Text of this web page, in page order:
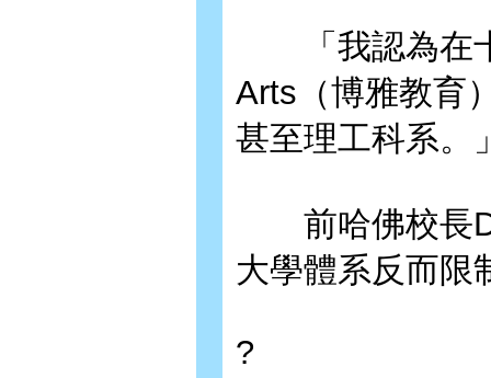
「我認為在十
Arts（博雅教育
甚至理工科系。
前哈佛校長
大學體系反而限
?